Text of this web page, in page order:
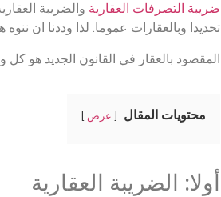
ضريبة التصرفات العقارية والضريبة
تحديدا وبالعقارات عموما. لذا وددنا ان
المقصود بالعقار في القانون الجديد هو
محتويات المقال عرض
أولا: الضريبة العقارية